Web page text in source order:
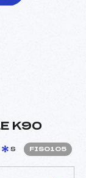
K90
S FIS0105